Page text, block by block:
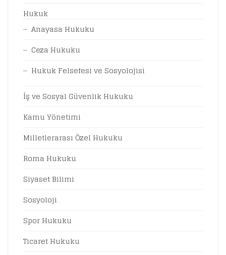
Hukuk
Anayasa Hukuku
Ceza Hukuku
Hukuk Felsefesi ve Sosyolojisi
İş ve Sosyal Güvenlik Hukuku
Kamu Yönetimi
Milletlerarası Özel Hukuku
Roma Hukuku
Siyaset Bilimi
Sosyoloji
Spor Hukuku
Ticaret Hukuku